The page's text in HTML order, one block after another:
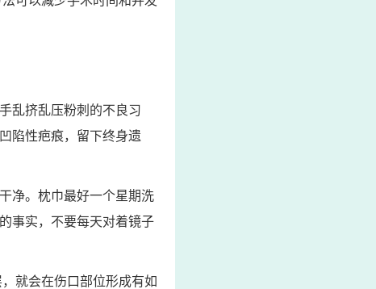
乱挤乱压粉刺的不良习
陷性疤痕，留下终身遗
净。枕巾最好一个星期洗
事实，不要每天对着镜子
就会在伤口部位形成有如